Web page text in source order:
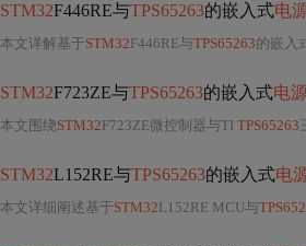
STM32F446RE与TPS65263的嵌入式电
本文详解基于STM32F446RE与TPS65263的嵌入
STM32F723ZE与TPS65263的嵌入式电
本文围绕STM32F723ZE微控制器与TI TPS65263
STM32L152RE与TPS65263的嵌入式电
本文详细阐述基于STM32L152RE MCU与